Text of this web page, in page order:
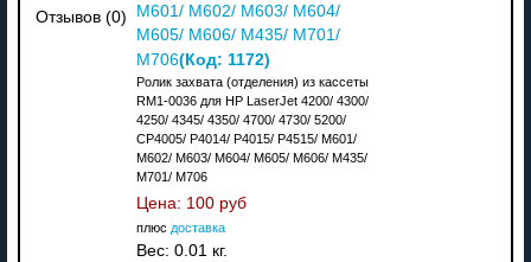
Отзывов (0)
M601/ M602/ M603/ M604/
M605/ M606/ M435/ M701/
M706(Код: 1172)
Ролик захвата (отделения) из кассеты
RM1-0036 для HP LaserJet 4200/ 4300/
4250/ 4345/ 4350/ 4700/ 4730/ 5200/
CP4005/ P4014/ P4015/ P4515/ M601/
M602/ M603/ M604/ M605/ M606/ M435/
M701/ M706
Цена: 100 руб
плюс доставка
Вес: 0.01 кг.